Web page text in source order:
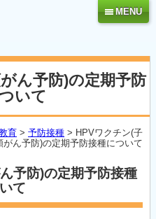
MENU
ん予防)の定期予防
いて
育 > 予防接種 > HPVワクチン(子
がん予防)の定期予防接種について
予防)の定期予防接種
て